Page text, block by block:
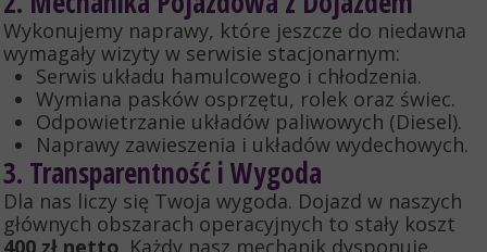
Wykonujemy naprawy, które jeszcze do niedawna
wymagały wizyty w serwisie stacjonarnym:
Serwis układu hamulcowego i chłodzenia.
Wymiana pasków osprzętu, rolek oraz świec.
Odpowietrzanie układów paliwowych (Diesel).
Naprawy zawieszenia i układów wydechowych.
3. Transparentność i Wygoda
Dla nas liczy się Twoja wygoda. Dojazd w naszych
głównych obszarach operacyjnych to stały koszt
400 zł netto. Każdy nasz mechanik dysponuje